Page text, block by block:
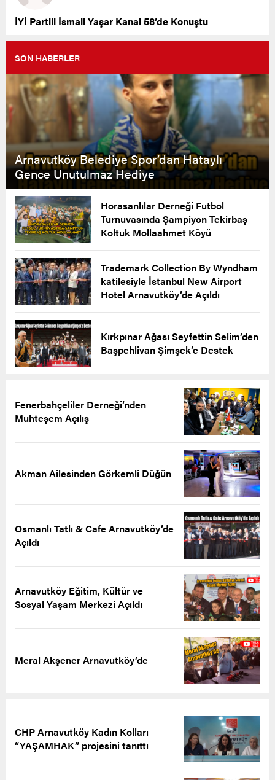
İYİ Partili İsmail Yaşar Kanal 58’de Konuştu
SON HABERLER
Arnavutköy Belediye Spor’dan Hataylı
Gence Unutulmaz Hediye
Horasanlılar Derneği Futbol
Turnuvasında Şampiyon Tekirbaş
Koltuk Mollaahmet Köyü
Trademark Collection By Wyndham
katilesiyle İstanbul New Airport
Hotel Arnavutköy’de Açıldı
Kırkpınar Ağası Seyfettin Selim’den
Başpehlivan Şimşek’e Destek
Fenerbahçeliler Derneği’nden
Muhteşem Açılış
Akman Ailesinden Görkemli Düğün
Osmanlı Tatlı & Cafe Arnavutköy’de
Açıldı
Arnavutköy Eğitim, Kültür ve
Sosyal Yaşam Merkezi Açıldı
Meral Akşener Arnavutköy’de
CHP Arnavutköy Kadın Kolları
“YAŞAMHAK” projesini tanıttı